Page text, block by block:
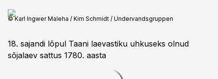
© Karl Ingwer Maleha / Kim Schmidt / Undervandsgruppen
18. sajandi lõpul Taani laevastiku uhkuseks olnud
sõjalaev sattus 1780. aasta